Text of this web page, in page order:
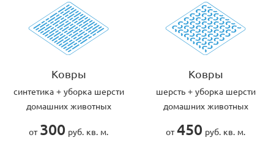
Ковры
cинтетика + уборка шерсти
домашних животных
от 300 руб. кв. м.
Ковры
шерсть + уборка шерсти
домашних животных
от450 руб. кв. м.